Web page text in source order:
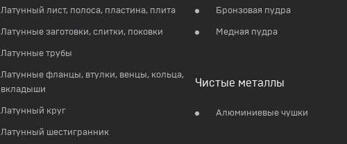
Латунный лист, полоса, пластина, плита
Латунные заготовки, слитки, поковки
Латунные трубы
Латунные фланцы, втулки, венцы, кольца,
вкладыши
Латунный круг
Латунный шестигранник
Бронзовая пудра
Медная пудра
Чистые металлы
Алюминиевые чушки